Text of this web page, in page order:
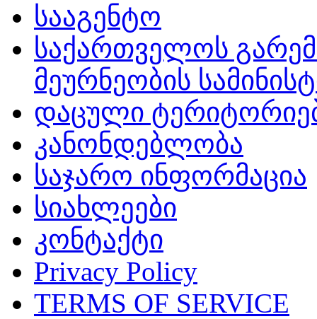
სააგენტო
საქართველოს
მეურნეობის
დაცული
კანონდებლობა
საჯარო ინფორმაცია
სიახლეები
კონტაქტი
Privacy Policy
TERMS OF SERVICE